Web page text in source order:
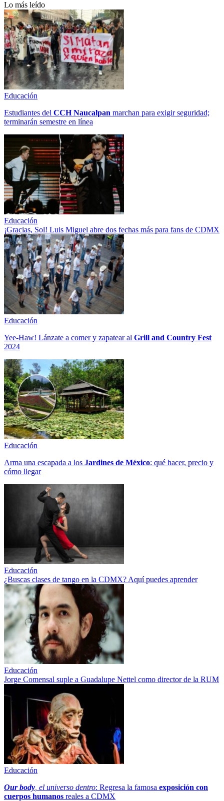
Lo más leído
Educación
Estudiantes del CCH Naucalpan marchan para exigir seguridad;
terminarán semestre en línea
Educación
¡Gracias, Sol! Luis Miguel abre dos fechas más para fans de CDMX
Educación
Yee-Haw! Lánzate a comer y zapatear al Grill and Country Fest
2024
Educación
Arma una escapada a los Jardines de México: qué hacer, precio y
cómo llegar
Educación
¿Buscas clases de tango en la CDMX? Aquí puedes aprender
Educación
Jorge Comensal suple a Guadalupe Nettel como director de la RUM
Educación
Our body , el universo dentro: Regresa la famosa exposición con
cuerpos humanos reales a CDMX